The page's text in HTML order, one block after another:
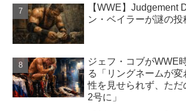
【WWE】Judgement
ン・ベイラーが謎の投
ジェフ・コブがWWE
る「リングネームが
性を見せられず、ただ
2号に」